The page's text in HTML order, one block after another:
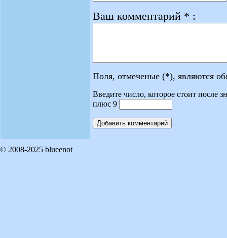
Ваш комментарий * :
Поля, отмеченые (*), являются
Введите число, которое стоит после
плюс 9
© 2008-2025 blueenot